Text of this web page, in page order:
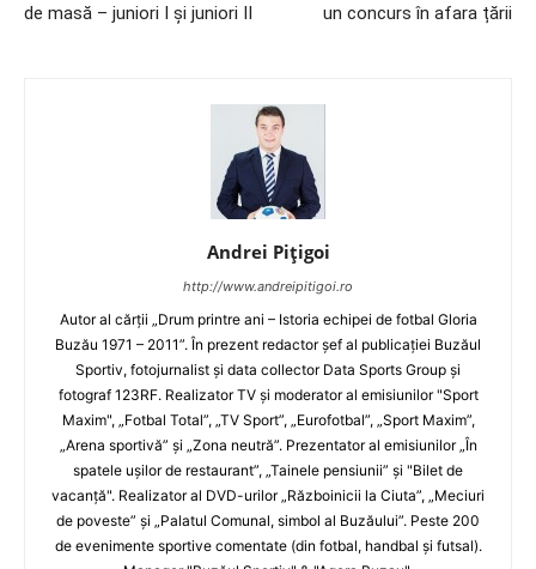
de masă – juniori I și juniori II
un concurs în afara țării
Andrei Pițigoi
http://www.andreipitigoi.ro
Autor al cărţii „Drum printre ani – Istoria echipei de fotbal Gloria
Buzău 1971 – 2011”. În prezent redactor şef al publicaţiei Buzăul
Sportiv, fotojurnalist şi data collector Data Sports Group şi
fotograf 123RF. Realizator TV şi moderator al emisiunilor "Sport
Maxim", „Fotbal Total”, „TV Sport”, „Eurofotbal”, „Sport Maxim”,
„Arena sportivă” şi „Zona neutră”. Prezentator al emisiunilor „În
spatele uşilor de restaurant”, „Tainele pensiunii” şi "Bilet de
vacanţă". Realizator al DVD-urilor „Războinicii la Ciuta”, „Meciuri
de poveste” şi „Palatul Comunal, simbol al Buzăului”. Peste 200
de evenimente sportive comentate (din fotbal, handbal şi futsal).